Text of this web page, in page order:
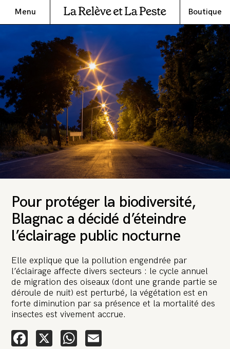
Menu Boutique
Pour protéger la biodiversité,
Blagnac a décidé d’éteindre
l’éclairage public nocturne
Elle explique que la pollution engendrée par
l’éclairage affecte divers secteurs : le cycle annuel
de migration des oiseaux (dont une grande partie se
déroule de nuit) est perturbé, la végétation est en
forte diminution par sa présence et la mortalité des
insectes est vivement accrue.
Facebook
X WhatsApp
🚨 L’heure est grave. Une
multinationale tente d’anéantir La
Relève et La Peste 🤯